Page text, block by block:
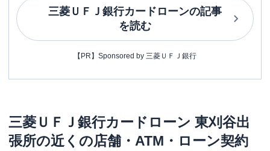
三菱ＵＦＪ銀行カードローンの記事
を読む
【PR】Sponsored by 三菱ＵＦＪ銀行
三菱ＵＦＪ銀行カードローン 東刈谷出
張所の近くの店舗・ATM・ローン契約